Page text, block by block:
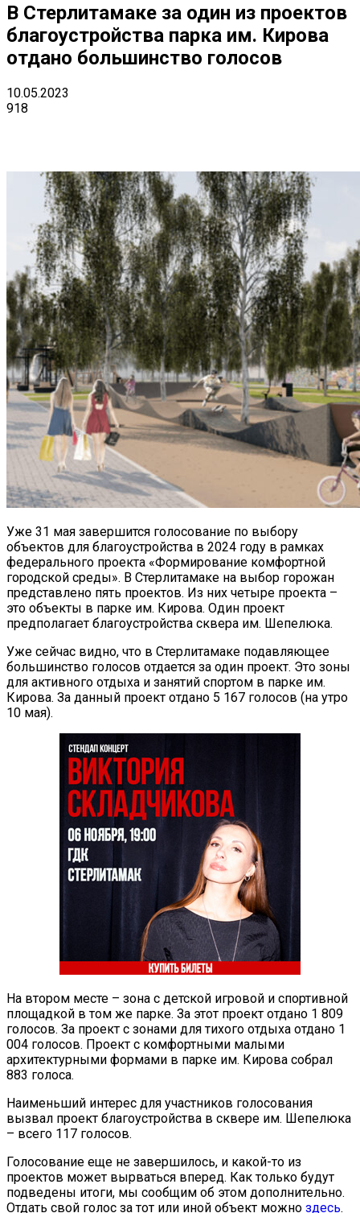
В Стерлитамаке за один из проектов
благоустройства парка им. Кирова
отдано большинство голосов
10.05.2023
918
Уже 31 мая завершится голосование по выбору
объектов для благоустройства в 2024 году в рамках
федерального проекта «Формирование комфортной
городской среды». В Стерлитамаке на выбор горожан
представлено пять проектов. Из них четыре проекта –
это объекты в парке им. Кирова. Один проект
предполагает благоустройства сквера им. Шепелюка.
Уже сейчас видно, что в Стерлитамаке подавляющее
большинство голосов отдается за один проект. Это зоны
для активного отдыха и занятий спортом в парке им.
Кирова. За данный проект отдано 5 167 голосов (на утро
10 мая).
На втором месте – зона с детской игровой и спортивной
площадкой в том же парке. За этот проект отдано 1 809
голосов. За проект с зонами для тихого отдыха отдано 1
004 голосов. Проект с комфортными малыми
архитектурными формами в парке им. Кирова собрал
883 голоса.
Наименьший интерес для участников голосования
вызвал проект благоустройства в сквере им. Шепелюка
– всего 117 голосов.
Голосование еще не завершилось, и какой-то из
проектов может вырваться вперед. Как только будут
подведены итоги, мы сообщим об этом дополнительно.
Отдать свой голос за тот или иной объект можно здесь.